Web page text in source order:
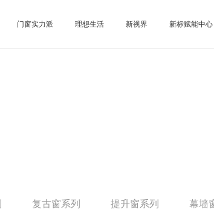
门窗实力派 理想生活 新视界 新标赋能中心
复古窗系列 提升窗系列 幕墙